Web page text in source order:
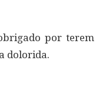
por terem
dolorida.